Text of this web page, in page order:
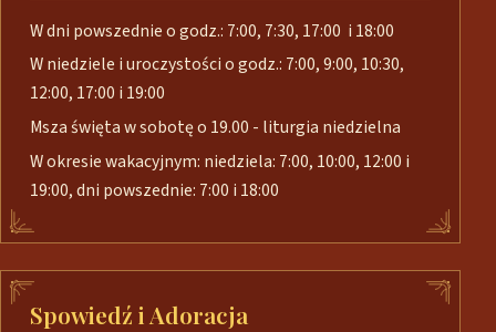
W dni powszednie o godz.: 7:00, 7:30, 17:00 i 18:00
W niedziele i uroczystości o godz.: 7:00, 9:00, 10:30,
12:00, 17:00 i 19:00
Msza święta w sobotę o 19.00 - liturgia niedzielna
W okresie wakacyjnym: niedziela: 7:00, 10:00, 12:00 i
19:00, dni powszednie: 7:00 i 18:00
Spowiedź i Adoracja